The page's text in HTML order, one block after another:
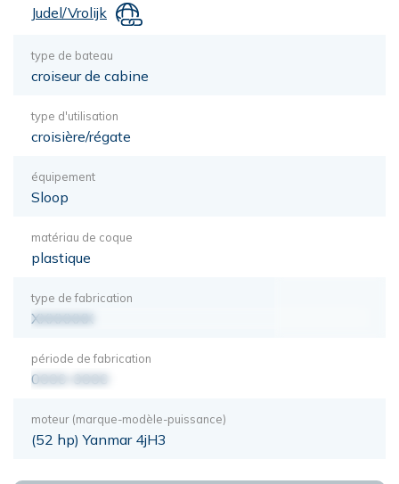
Judel/Vrolijk
type de bateau
croiseur de cabine
type d'utilisation
croisière/régate
équipement
Sloop
matériau de coque
plastique
type de fabrication
XXXXXXX
période de fabrication
0000-0000
moteur (marque-modèle-puissance)
(52 hp) Yanmar 4jH3